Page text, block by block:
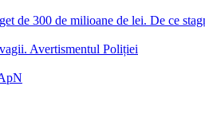
de 300 de milioane de lei. De ce
Avertismentul Poliției